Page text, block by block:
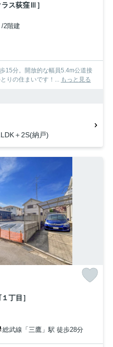
ス荻窪Ⅲ］
2階建
15分。開放的な幅員5.4m公道接
りの住まいです！... もっと見る
＋2S(納戸)
丁目］
総武線「三鷹」駅 徒歩28分